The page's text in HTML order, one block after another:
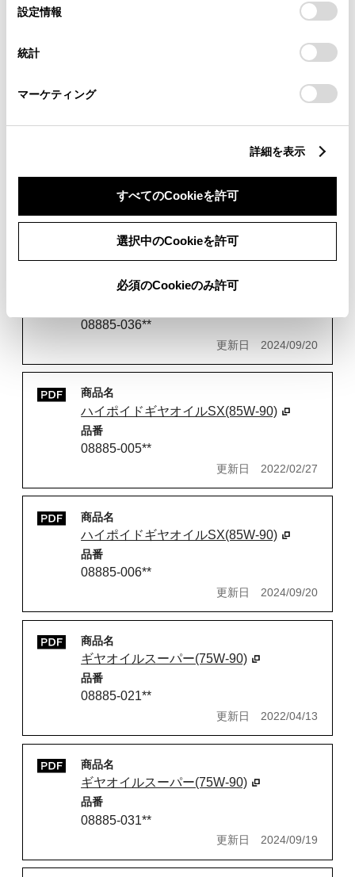
デバイスにすべてのCookie(クッキー)が保存されることに同
意したことになります。Cookie(クッキー)のオプトアウト、
設定の変更、同意を撤回したりするにあたっては、当社の
「Cookie（クッキー）情報の取り扱いについて
」をご覧くだ
設定情報
統計
マーケティング
詳細を表示
すべてのCookieを許可
選択中のCookieを許可
必須のCookieのみ許可
ディファレンシャルギヤオイル LT(75W-
2023/12/07
08885-003**
更新日 2022/02/27
ハイポイドギヤオイルLSD(85W-90)
08885-036**
更新日 2024/09/20
商品名
ハイポイドギヤオイルSX(85W-90)
品番
08885-005**
更新日 2022/02/27
商品名
ハイポイドギヤオイルSX(85W-90)
品番
08885-006**
更新日 2024/09/20
商品名
ギヤオイルスーパー(75W-90)
品番
08885-021**
更新日 2022/04/13
商品名
ギヤオイルスーパー(75W-90)
品番
08885-031**
更新日 2024/09/19